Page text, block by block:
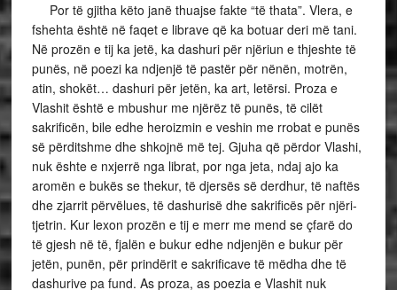
Por të gjitha këto janë thuajse fakte “të thata”. Vlera, e
fshehta është në faqet e librave që ka botuar deri më tani.
Në prozën e tij ka jetë, ka dashuri për njëriun e thjeshte të
punës, në poezi ka ndjenjë të pastër për nënën, motrën,
atin, shokët… dashuri për jetën, ka art, letërsi. Proza e
Vlashit është e mbushur me njërëz të punës, të cilët
sakrificën, bile edhe heroizmin e veshin me rrobat e punës
së përditshme dhe shkojnë më tej. Gjuha që përdor Vlashi,
nuk ështe e nxjerrë nga librat, por nga jeta, ndaj ajo ka
aromën e bukës se thekur, të djersës së derdhur, të naftës
dhe zjarrit përvëlues, të dashurisë dhe sakrificës për njëri-
tjetrin. Kur lexon prozën e tij e merr me mend se çfarë do
të gjesh në të, fjalën e bukur edhe ndjenjën e bukur për
jetën, punën, për prindërit e sakrificave të mëdha dhe të
dashurive pa fund. As proza, as poezia e Vlashit nuk